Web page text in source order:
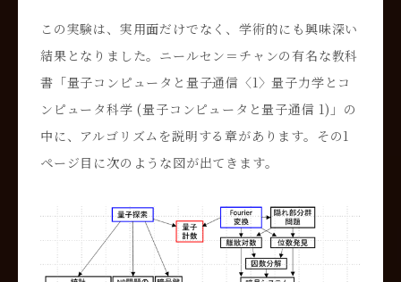
この実験は、実用面だけでなく、学術的にも興味深い
結果となりました。ニールセン＝チャンの有名な教科
書「量子コンピュータと量子通信〈1〉量子力学とコ
ンピュータ科学 (量子コンピュータと量子通信 1)」の
中に、アルゴリズムを説明する章があります。その1
ページ目に次のような図が出てきます。